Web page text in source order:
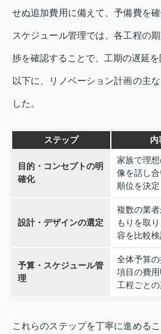
せぬ追加費用に備えて、予備費を
スケジュール管理では、各工程の
捗を確認することで、工期の遅延を
以下に、リノベーション計画の主
した。
ステップ 内
目的・コンセプトの明
確化
家族で理
像を話し
順位を決定
設計・デザインの選定
複数の業
もりを取
容を比較
予算・スケジュール管
理
全体予算
項目の費用
工程ごと
これらのステップを丁寧に進める